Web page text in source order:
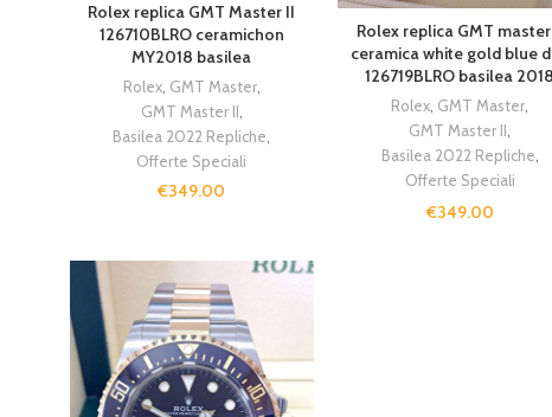
Rolex replica GMT Master II
126710BLRO ceramichon
MY2018 basilea
Rolex, GMT Master,
GMT Master II,
Basilea 2022 Repliche,
Offerte Speciali
€349.00
Rolex replica GMT
ceramica white gold blue
126719BLRO basilea 2018
Rolex GMT Master
GMT Master II
Basilea 2022 Repliche
Offerte Speciali
€349.00